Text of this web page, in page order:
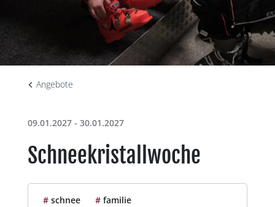
09.01.2027 - 30.01.2027
Schneekristallwoche
#schnee #familie
Angebote